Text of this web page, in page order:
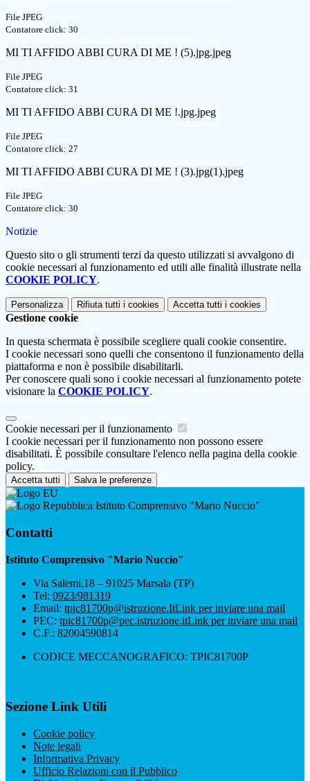
File JPEG
Contatore click: 30
MI TI AFFIDO ABBI CURA DI ME ! (5).jpg.jpeg
File JPEG
Contatore click: 31
MI TI AFFIDO ABBI CURA DI ME !.jpg.jpeg
File JPEG
Contatore click: 27
MI TI AFFIDO ABBI CURA DI ME ! (3).jpg(1).jpeg
File JPEG
Contatore click: 30
Notizie
Questo sito o gli strumenti terzi da questo utilizzati si avvalgono di
cookie necessari al funzionamento ed utili alle finalità illustrate nella
COOKIE POLICY.
Personalizza Rifiuta tutti i cookies Accetta tutti i cookies
Gestione cookie
In questa schermata è possibile scegliere quali cookie consentire.
I cookie necessari sono quelli che consentono il funzionamento della
piattaforma e non è possibile disabilitarli.
Per conoscere quali sono i cookie necessari al funzionamento potete
visionare la COOKIE POLICY.
Cookie necessari per il funzionamento
I cookie necessari per il funzionamento non possono essere
disabilitati. È possibile consultare l'elenco nella pagina della cookie
policy.
Accetta tutti Salva le preferenze
Istituto Comprensivo "Mario Nuccio"
Contatti
Istituto Comprensivo "Mario Nuccio"
Via Salemi,18 – 91025 Marsala (TP)
Tel: 0923/981319
Email: tpic81700p@istruzione.ItLink per inviare una mail
PEC: tpic81700p@pec.istruzione.itLink per inviare una mail
C.F.: 82004590814
CODICE MECCANOGRAFICO: TPIC81700P
Sezione Link Utili
Cookie policy
Note legali
Informativa Privacy
Ufficio Relazioni con il Pubblico